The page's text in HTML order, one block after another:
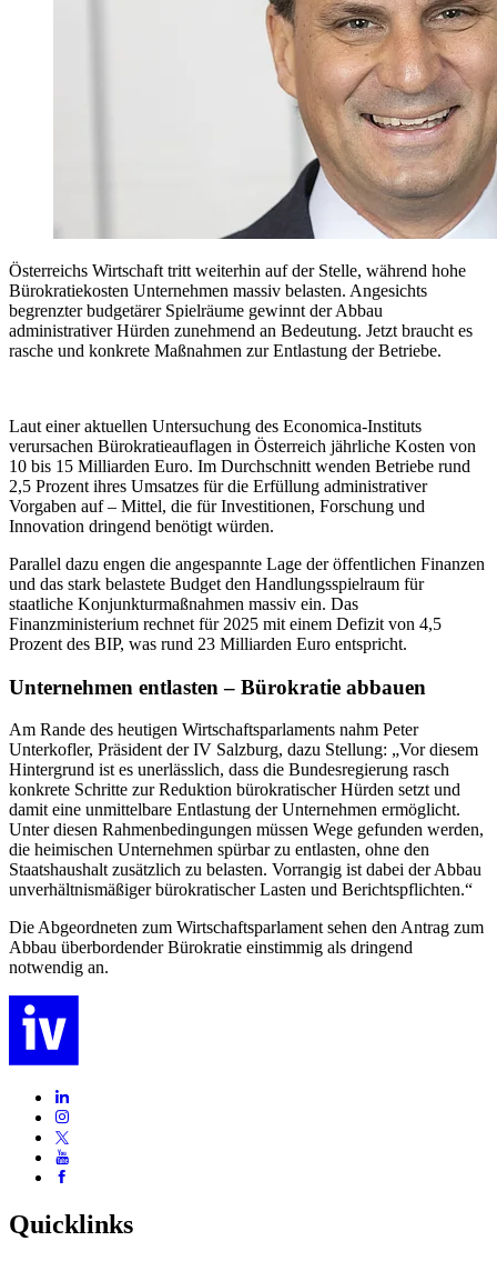
Österreichs Wirtschaft tritt weiterhin auf der Stelle, während hohe
Bürokratiekosten Unternehmen massiv belasten. Angesichts
begrenzter budgetärer Spielräume gewinnt der Abbau
administrativer Hürden zunehmend an Bedeutung. Jetzt braucht es
rasche und konkrete Maßnahmen zur Entlastung der Betriebe.
Laut einer aktuellen Untersuchung des Economica-Instituts
verursachen Bürokratieauflagen in Österreich jährliche Kosten von
10 bis 15 Milliarden Euro. Im Durchschnitt wenden Betriebe rund
2,5 Prozent ihres Umsatzes für die Erfüllung administrativer
Vorgaben auf – Mittel, die für Investitionen, Forschung und
Innovation dringend benötigt würden.
Parallel dazu engen die angespannte Lage der öffentlichen Finanzen
und das stark belastete Budget den Handlungsspielraum für
staatliche Konjunkturmaßnahmen massiv ein. Das
Finanzministerium rechnet für 2025 mit einem Defizit von 4,5
Prozent des BIP, was rund 23 Milliarden Euro entspricht.
Unternehmen entlasten – Bürokratie abbauen
Am Rande des heutigen Wirtschaftsparlaments nahm Peter
Unterkofler, Präsident der IV Salzburg, dazu Stellung: „Vor diesem
Hintergrund ist es unerlässlich, dass die Bundesregierung rasch
konkrete Schritte zur Reduktion bürokratischer Hürden setzt und
damit eine unmittelbare Entlastung der Unternehmen ermöglicht.
Unter diesen Rahmenbedingungen müssen Wege gefunden werden,
die heimischen Unternehmen spürbar zu entlasten, ohne den
Staatshaushalt zusätzlich zu belasten. Vorrangig ist dabei der Abbau
unverhältnismäßiger bürokratischer Lasten und Berichtspflichten.“
Die Abgeordneten zum Wirtschaftsparlament sehen den Antrag zum
Abbau überbordender Bürokratie einstimmig als dringend
notwendig an.
Quicklinks